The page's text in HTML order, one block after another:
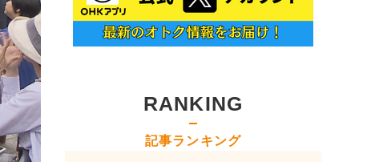
RANKING
記事ランキング